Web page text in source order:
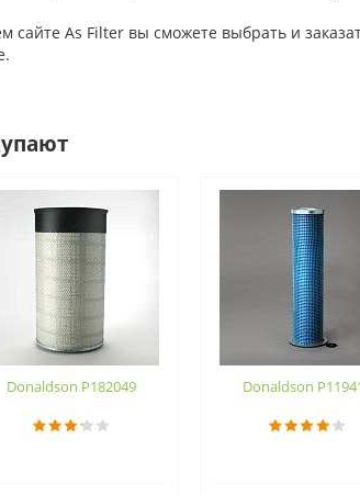
As Filter вы сможете выбрать и
Donaldson P182049 Donaldson